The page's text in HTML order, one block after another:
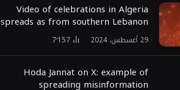
Video of celebrations in Algeria
spreads as from southern Lebanon
29 أغسطس، 2024 7٬157
Hoda Jannat on X: example of
spreading misinformation